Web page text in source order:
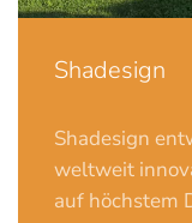
Shadesign
Shadesign
weltweit
auf höchstem